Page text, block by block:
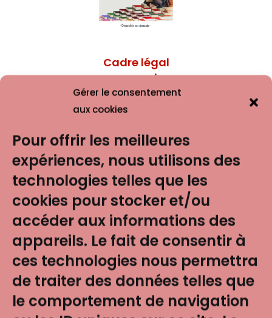
Gérer le consentement
aux cookies
Pour offrir les meilleures
expériences, nous utilisons des
technologies telles que les
cookies pour stocker et/ou
accéder aux informations des
appareils. Le fait de consentir à
ces technologies nous permettra
de traiter des données telles que
le comportement de navigation
Cadre légal
source de
violences
domestiques
migrantes
Disponible sur
demande
Feminism
washing